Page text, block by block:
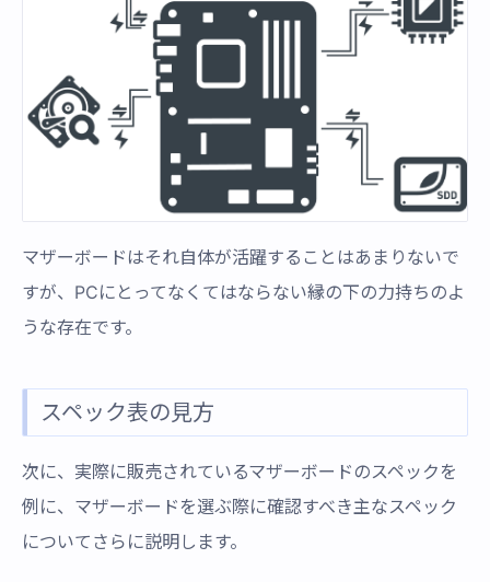
マザーボードはそれ自体が活躍することはあまりないで
すが、PCにとってなくてはならない縁の下の力持ちのよ
うな存在です。
スペック表の見方
次に、実際に販売されているマザーボードのスペックを
例に、マザーボードを選ぶ際に確認すべき主なスペック
についてさらに説明します。